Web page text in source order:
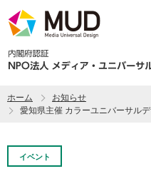
ホーム
お知らせ
愛知県主催 カラーユニバーサル
イベント